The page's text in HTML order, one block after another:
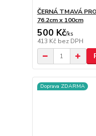
ČERNÁ TMAVÁ
76.2cm x 100cm
500 Kč/ks
413 Kč bez DPH
Doprava ZDARMA